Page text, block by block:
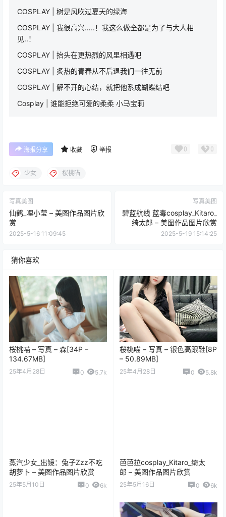
COSPLAY | 树是风吹过夏天的绿海
COSPLAY | 我很高兴…..！我这么做全都是为了与大人相
见..！
COSPLAY | 抬头在更热烈的风里相遇吧
COSPLAY | 炙热的青春从不后退我们一往无前
COSPLAY | 解不开的心结，就把他系成蝴蝶结吧
Cosplay | 谁能拒绝可爱的柔柔 小马宝莉
海报分享 收藏 举报 0 0
少女 桜桃喵
写真美图
仙鹤_哩小莹 – 美图作品图片欣
赏
2025-5-16 11:09:45
写真美图
碧蓝航线 蓝毒cosplay_Kitaro_
绮太郎 – 美图作品图片欣赏
2025-5-19 15:14:25
猜你喜欢
桜桃喵 – 写真 – 森[34P –
134.67MB]
25年4月28日 0 5.7k
桜桃喵 – 写真 – 银色高跟鞋[8P
– 50.89MB]
25年4月28日 0 5.8k
蒸汽少女_出镜：兔子Zzz不吃
胡萝卜 – 美图作品图片欣赏
25年5月10日 0 6k
芭芭拉cosplay_Kitaro_绮太
郎 – 美图作品图片欣赏
25年5月16日 0 6k